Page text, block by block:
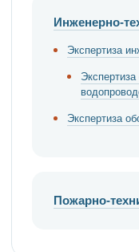
Инженерно-
Экспертиза
Экспертиза
Пожарно-